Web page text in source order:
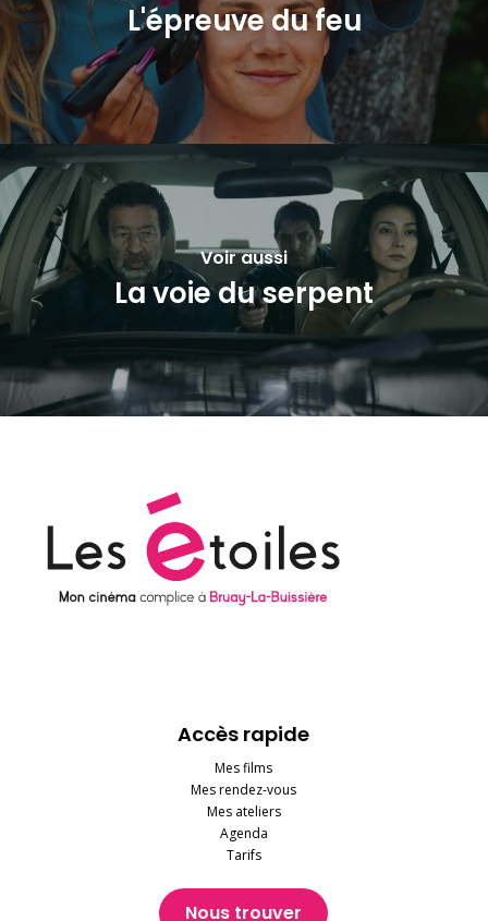
L'épreuve du feu
Voir aussi
La voie du serpent
Accès rapide
Mes films
Mes rendez-vous
Mes ateliers
Agenda
Tarifs
Nous trouver